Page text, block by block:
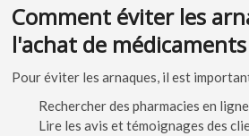
Comment éviter les
l'achat de
Pour éviter les arnaques, il est
Rechercher des pharmacies en
Lire les avis et témoignages des